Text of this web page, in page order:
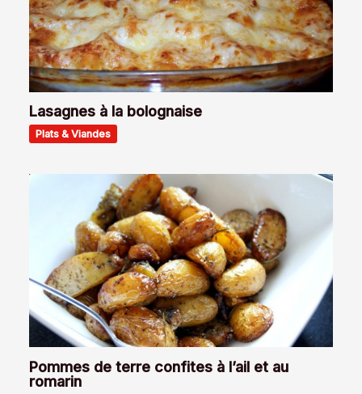
Lasagnes à la bolognaise
Plats & Viandes
Pommes de terre confites à l’ail et au
romarin